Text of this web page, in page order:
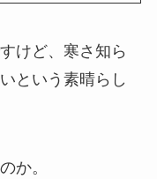
けど、寒さ知ら
という素晴らし
か。